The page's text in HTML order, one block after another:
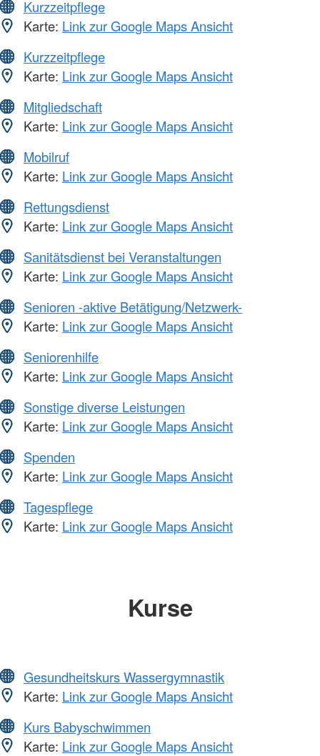
Kurzzeitpflege
Karte: Link zur Google Maps Ansicht
Kurzzeitpflege
Karte: Link zur Google Maps Ansicht
Mitgliedschaft
Karte: Link zur Google Maps Ansicht
Mobilruf
Karte: Link zur Google Maps Ansicht
Rettungsdienst
Karte: Link zur Google Maps Ansicht
Sanitätsdienst bei Veranstaltungen
Karte: Link zur Google Maps Ansicht
Senioren -aktive Betätigung/Netzwerk-
Karte: Link zur Google Maps Ansicht
Seniorenhilfe
Karte: Link zur Google Maps Ansicht
Sonstige diverse Leistungen
Karte: Link zur Google Maps Ansicht
Spenden
Karte: Link zur Google Maps Ansicht
Tagespflege
Karte: Link zur Google Maps Ansicht
Kurse
Gesundheitskurs Wassergymnastik
Karte: Link zur Google Maps Ansicht
Kurs Babyschwimmen
Karte: Link zur Google Maps Ansicht